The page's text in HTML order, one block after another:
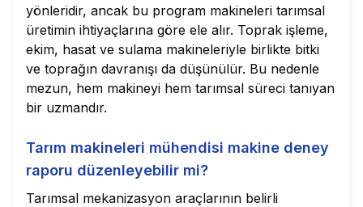
yönleridir, ancak bu program makineleri tarımsal
üretimin ihtiyaçlarına göre ele alır. Toprak işleme,
ekim, hasat ve sulama makineleriyle birlikte bitki
ve toprağın davranışı da düşünülür. Bu nedenle
mezun, hem makineyi hem tarımsal süreci tanıyan
bir uzmandır.
Tarım makineleri mühendisi makine deney
raporu düzenleyebilir mi?
Tarımsal mekanizasyon araçlarının belirli